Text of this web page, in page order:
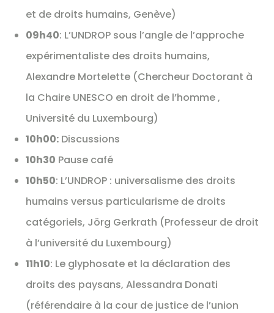
et de droits humains, Genève)
09h40: L’UNDROP sous l’angle de l’approche
expérimentaliste des droits humains,
Alexandre Mortelette (Chercheur Doctorant à
la Chaire UNESCO en droit de l’homme ,
Université du Luxembourg)
10h00: Discussions
10h30 Pause café
10h50: L’UNDROP : universalisme des droits
humains versus particularisme de droits
catégoriels, Jörg Gerkrath (Professeur de droit
à l’université du Luxembourg)
11h10: Le glyphosate et la déclaration des
droits des paysans, Alessandra Donati
(référendaire à la cour de justice de l’union